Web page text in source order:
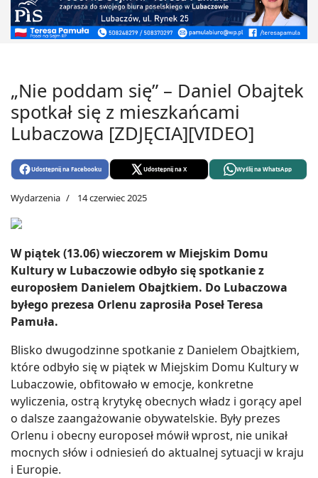
„Nie poddam się” – Daniel Obajtek
spotkał się z mieszkańcami
Lubaczowa [ZDJĘCIA][VIDEO]
Udostępnij na Facebooku Udostępnij na X Wyślij na WhatsApp
Wydarzenia 14 czerwiec 2025
W piątek (13.06) wieczorem w Miejskim Domu
Kultury w Lubaczowie odbyło się spotkanie z
europosłem Danielem Obajtkiem. Do Lubaczowa
byłego prezesa Orlenu zaprosiła Poseł Teresa
Pamuła.
Blisko dwugodzinne spotkanie z Danielem Obajtkiem,
które odbyło się w piątek w Miejskim Domu Kultury w
Lubaczowie, obfitowało w emocje, konkretne
wyliczenia, ostrą krytykę obecnych władz i gorący apel
o dalsze zaangażowanie obywatelskie. Były prezes
Orlenu i obecny europoseł mówił wprost, nie unikał
mocnych słów i odniesień do aktualnej sytuacji w kraju
i Europie.